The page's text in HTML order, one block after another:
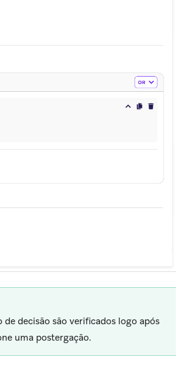
decisão são verificados logo após
uma postergação.